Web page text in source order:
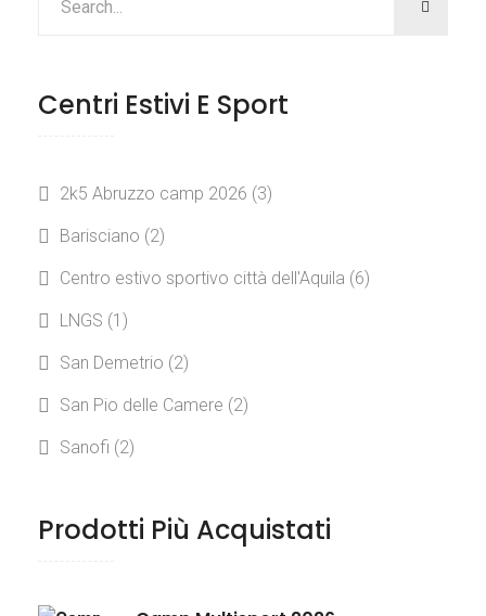
Centri Estivi E Sport
2k5 Abruzzo camp 2026 (3)
Barisciano (2)
Centro estivo sportivo città dell'Aquila (6)
LNGS (1)
San Demetrio (2)
San Pio delle Camere (2)
Sanofi (2)
Prodotti Più Acquistati